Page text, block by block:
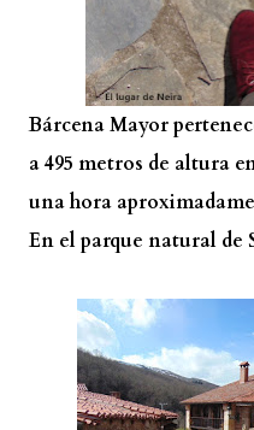
Bárcena Mayor
a 495 metros de altura
una hora
En el parque natural de